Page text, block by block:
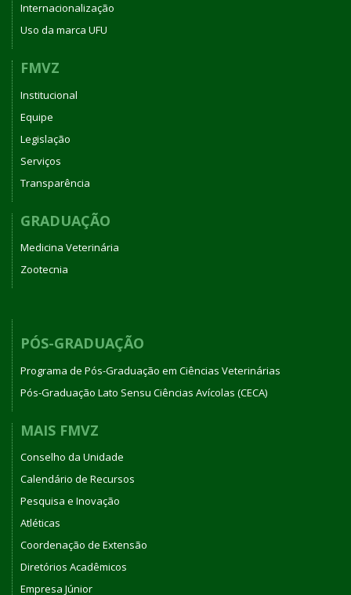
Internacionalização
Uso da marca UFU
FMVZ
Institucional
Equipe
Legislação
Serviços
Transparência
GRADUAÇÃO
Medicina Veterinária
Zootecnia
PÓS-GRADUAÇÃO
Programa de Pós-Graduação em Ciências Veterinárias
Pós-Graduação Lato Sensu Ciências Avícolas (CECA)
MAIS FMVZ
Conselho da Unidade
Calendário de Recursos
Pesquisa e Inovação
Atléticas
Coordenação de Extensão
Diretórios Acadêmicos
Empresa Júnior